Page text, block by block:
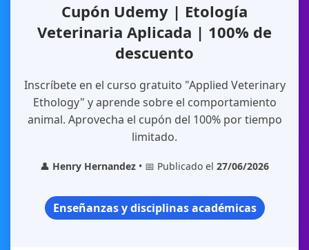
Cupón Udemy | Etología
Veterinaria Aplicada | 100% de
descuento
Inscríbete en el curso gratuito "Applied Veterinary
Ethology" y aprende sobre el comportamiento
animal. Aprovecha el cupón del 100% por tiempo
limitado.
👤 Henry Hernandez • 📅 Publicado el 27/06/2026
Enseñanzas y disciplinas académicas